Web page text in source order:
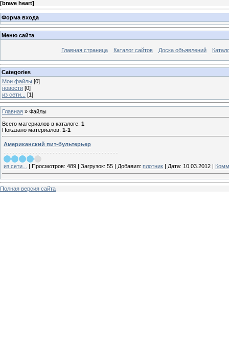
[brave heart]
Форма входа
Меню сайта
Главная страница Каталог сайтов Доска объявлений
Categories
Мои файлы [0]
новости [0]
из сети...
[1]
Главная » Файлы
Всего материалов в каталоге: 1
Показано материалов: 1-1
Американский пит-бультерьер
из сети... | Просмотров: 489 | Загрузок: 55 | Добавил: плотник | Дата: 10.03.2012 |
Полная версия сайта